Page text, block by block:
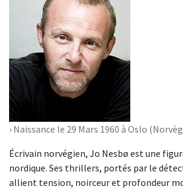
› Naissance le 29 Mars 1960 à Oslo
Écrivain norvégien, Jo Nesbø est une
nordique. Ses thrillers, portés par le
allient tension, noirceur et profondeur